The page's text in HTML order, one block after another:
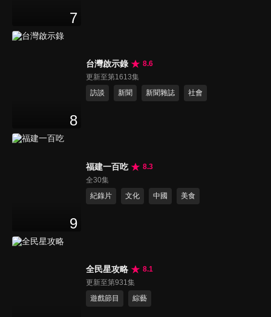
7
8
台灣啟示錄
8.6
更新至第1613集
訪談
新聞 新聞雜誌 社會
9
福建一百吃
8.3
全30集
紀錄片
文化 中國 美食
全民星攻略
8.1
更新至第931集
遊戲節目
綜藝